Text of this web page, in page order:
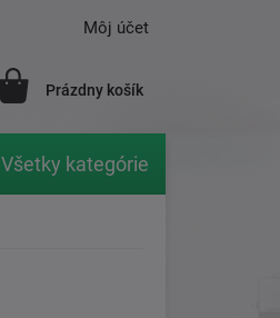
Môj účet
Prázdny košík
Výrobcovia
Všetky kategórie